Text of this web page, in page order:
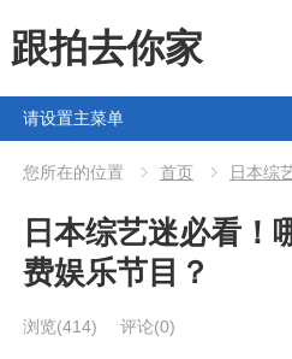
跟拍去你家
请设置主菜单
您所在的位置 首页 日本综
日本综艺迷必看！
费娱乐节目？
浏览(414) 评论(0)